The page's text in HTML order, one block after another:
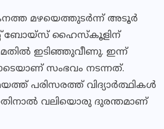
മഴയെത്തുടര്‍ന്ന് അടൂര്‍
ബോയ്‌സ് ഹൈസ്‌കൂളിന്
ഇടിഞ്ഞുവീണു. ഇന്ന്
സംഭവം നടന്നത്.
പരിസരത്ത് വിദ്യാര്‍ത്ഥികള്‍
വലിയൊരു ദുരന്തമാണ്